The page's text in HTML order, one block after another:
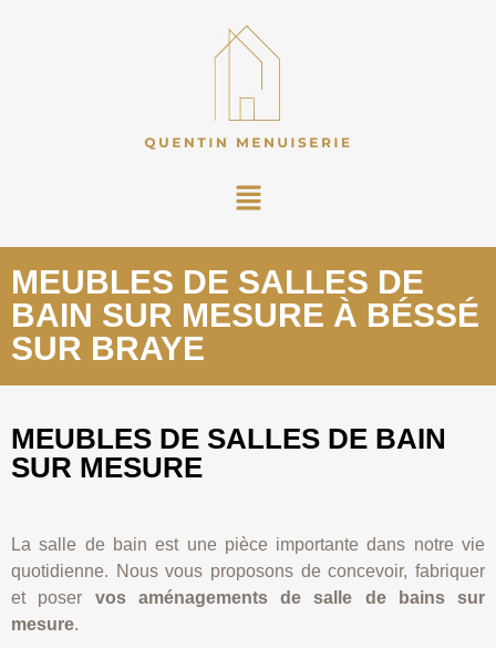
MEUBLES DE SALLES DE
BAIN SUR MESURE À BÉSSÉ
SUR BRAYE
MEUBLES DE SALLES DE BAIN
SUR MESURE
La salle de bain est une pièce importante dans notre vie
quotidienne. Nous vous proposons de concevoir, fabriquer
et poser vos aménagements de salle de bains sur
mesure.